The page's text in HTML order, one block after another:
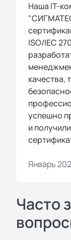
Наша IT-
ISO/IEC
качества,
успешно
и
Январь
Часто